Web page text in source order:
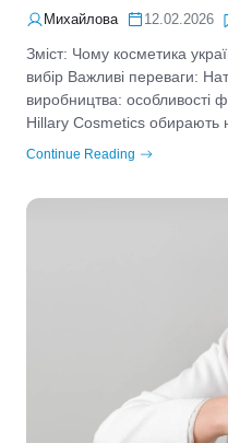
Михайлова 12.02.2026
Зміст: Чому косметика
вибір Важливі переваги:
виробництва: особливості
Hillary Cosmetics обирають
Continue Reading